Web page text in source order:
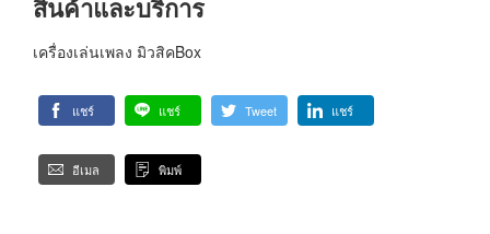
สินค้าและบริการ
เครื่องเล่นเพลง มิวสิคBox
แชร์ แชร์ Tweet แชร์
อีเมล พิมพ์